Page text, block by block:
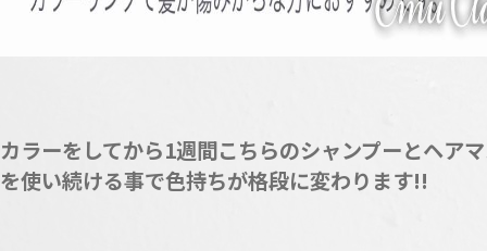
カラーをしてから1週間こちらのシャンプーとヘア
を使い続ける事で色持ちが格段に変わります!!